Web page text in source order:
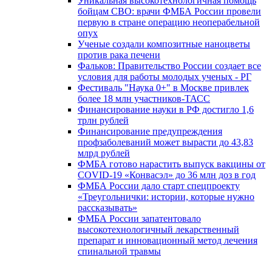
бойцам СВО: врачи ФМБА России провели
первую в стране операцию неоперабельной
опух
Ученые создали композитные наноцветы
против рака печени
Фальков: Правительство России создает все
условия для работы молодых ученых - РГ
Фестиваль "Наука 0+" в Москве привлек
более 18 млн участников-ТАСС
Финансирование науки в РФ достигло 1,6
трлн рублей
Финансирование предупреждения
профзаболеваний может вырасти до 43,83
млрд рублей
ФМБА готово нарастить выпуск вакцины от
COVID-19 «Конвасэл» до 36 млн доз в год
ФМБА России дало старт спецпроекту
«Треугольнички: истории, которые нужно
рассказывать»
ФМБА России запатентовало
высокотехнологичный лекарственный
препарат и инновационный метод лечения
спинальной травмы